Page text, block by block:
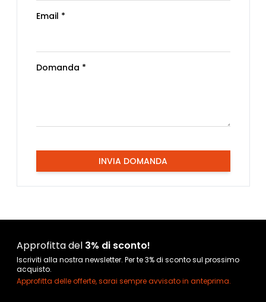
Email *
Domanda *
INVIA DOMANDA
Approfitta del 3% di sconto!
Iscriviti alla nostra newsletter. Per te 3% di sconto sul prossimo
acquisto.
Approfitta delle offerte, sarai sempre avvisato in anteprima.